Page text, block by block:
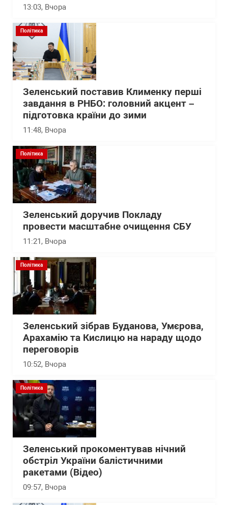
13:03, Вчора
Політика
Зеленський поставив Клименку перші
завдання в РНБО: головний акцент –
підготовка країни до зими
11:48, Вчора
Політика
Зеленський доручив Покладу
провести масштабне очищення СБУ
11:21, Вчора
Політика
Зеленський зібрав Буданова, Умєрова,
Арахамію та Кислицю на нараду щодо
переговорів
10:52, Вчора
Політика
Зеленський прокоментував нічний
обстріл України балістичними
ракетами (Відео)
09:57, Вчора